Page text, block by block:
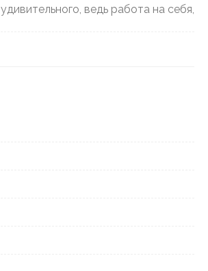
удивительного, ведь работа на себя,